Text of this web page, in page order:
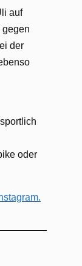
auf
gegen
der
oder